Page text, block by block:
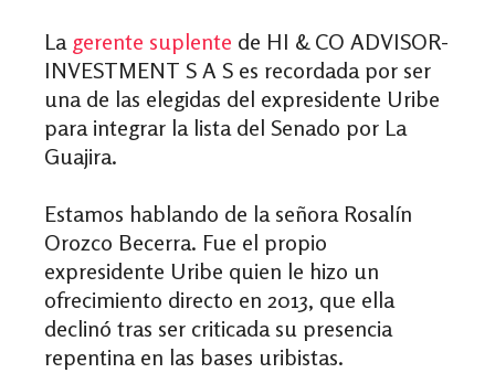
La gerente suplente de HI & CO ADVISOR-
INVESTMENT S A S es recordada por ser
una de las elegidas del expresidente Uribe
para integrar la lista del Senado por La
Guajira.
Estamos hablando de la señora Rosalín
Orozco Becerra. Fue el propio
expresidente Uribe quien le hizo un
ofrecimiento directo en 2013, que ella
declinó tras ser criticada su presencia
repentina en las bases uribistas.